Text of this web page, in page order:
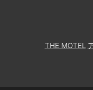
THE MOTEL